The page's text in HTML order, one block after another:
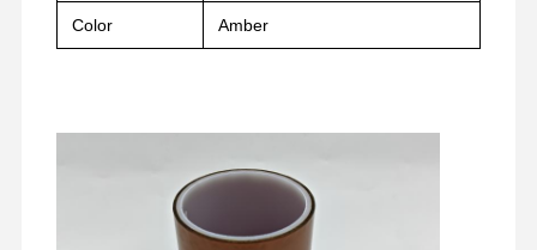
পিআই ফিল্ম
পিইউ ফিল্ম
Color Amber